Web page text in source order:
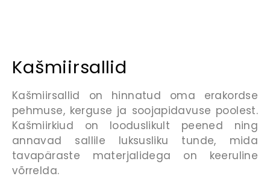
Kašmiirsallid
Kašmiirsallid on hinnatud oma erakordse
pehmuse, kerguse ja soojapidavuse poolest.
Kašmiirkiud on looduslikult peened ning
annavad sallile luksusliku tunde, mida
tavapäraste materjalidega on keeruline
võrrelda.